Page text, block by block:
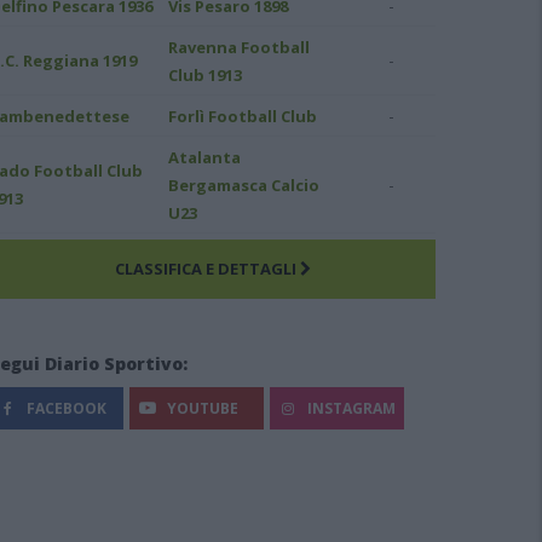
Pescara 1936 Vis Pesaro 1898 -
Reggiana 1919
Ravenna Football
Club 1913
-
Forlì Football Club -
Football Club
Atalanta
Bergamasca Calcio
U23
-
CLASSIFICA E DETTAGLI
Diario Sportivo:
FACEBOOK YOUTUBE INSTAGRAM